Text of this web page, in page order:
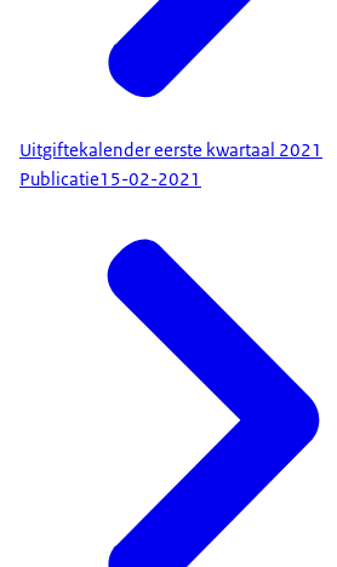
Uitgiftekalender eerste kwartaal 2021
Publicatie15-02-2021